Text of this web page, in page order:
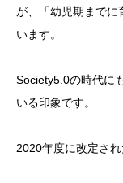
が、「幼児期までに
います。
Society5.0の時代に
いる印象です。
2020年度に改定され